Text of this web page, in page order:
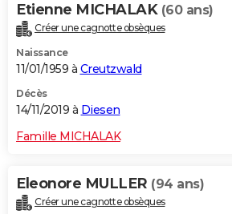
Etienne MICHALAK (60 ans)
Créer une cagnotte obsèques
Naissance
11/01/1959 à Creutzwald
Décès
14/11/2019 à Diesen
Famille MICHALAK
Eleonore MULLER (94 ans)
Créer une cagnotte obsèques